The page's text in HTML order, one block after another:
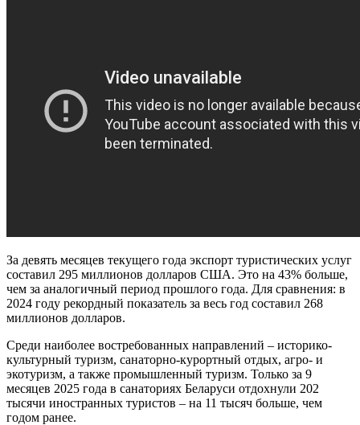
За девять месяцев текущего года экспорт туристических услуг
составил 295 миллионов долларов США. Это на 43% больше,
чем за аналогичный период прошлого года. Для сравнения: в
2024 году рекордный показатель за весь год составил 268
миллионов долларов.
Среди наиболее востребованных направлений – историко-
культурный туризм, санаторно-курортный отдых, агро- и
экотуризм, а также промышленный туризм. Только за 9
месяцев 2025 года в санаториях Беларуси отдохнули 202
тысячи иностранных туристов – на 11 тысяч больше, чем
годом ранее.